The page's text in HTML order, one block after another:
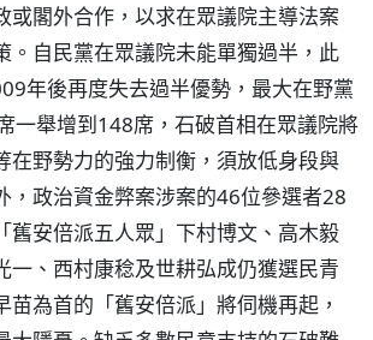
或閣外合作，以求在眾議院主導法案
。自民黨在眾議院未能單獨過半，此
年後再度失去過半優勢，最大在野黨
一舉增到148席，石破首相在眾議院將
在野勢力的強力制衡，須放低身段與
，政治資金弊案涉案的46位參選者28
舊安倍派五人眾」下村博文、高木毅
一、西村康稔及世耕弘成仍獲選民青
苗為首的「舊安倍派」將伺機再起，